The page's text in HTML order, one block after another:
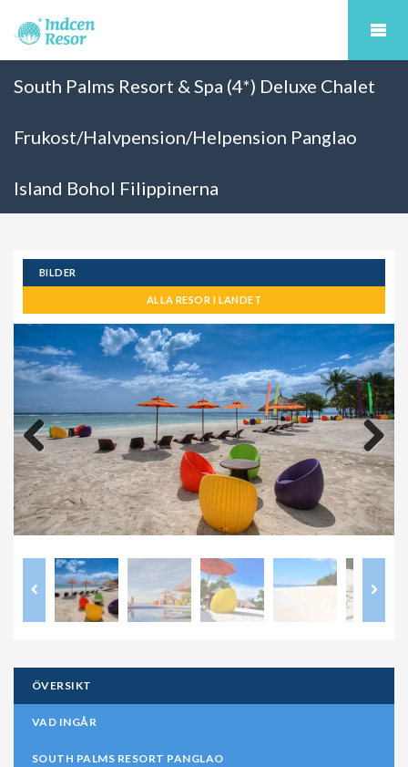
South Palms Resort & Spa (4*) Deluxe Chalet
Frukost/Halvpension/Helpension Panglao
Island Bohol Filippinerna
BILDER
ALLA RESOR I LANDET
Previous Next
ÖVERSIKT
VAD INGÅR
SOUTH PALMS RESORT PANGLAO